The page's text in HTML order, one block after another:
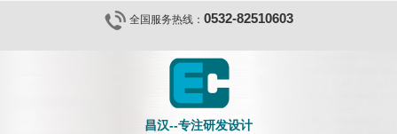
全国服务热线： 0532-82510603
昌汉--专注研发设计